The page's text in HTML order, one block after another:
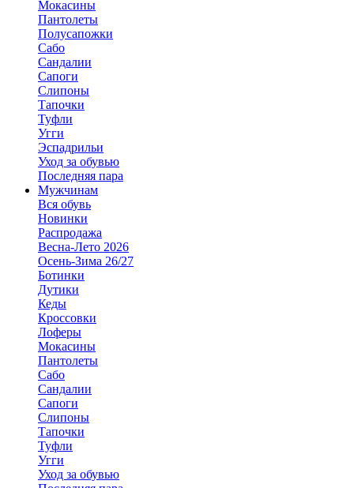
Мокасины
Пантолеты
Полусапожки
Сабо
Сандалии
Сапоги
Слипоны
Тапочки
Туфли
Угги
Эспадрильи
Уход за обувью
Последняя пара
Мужчинам
Вся обувь
Новинки
Распродажа
Весна-Лето 2026
Осень-Зима 26/27
Ботинки
Дутики
Кеды
Кроссовки
Лоферы
Мокасины
Пантолеты
Сабо
Сандалии
Сапоги
Слипоны
Тапочки
Туфли
Угги
Уход за обувью